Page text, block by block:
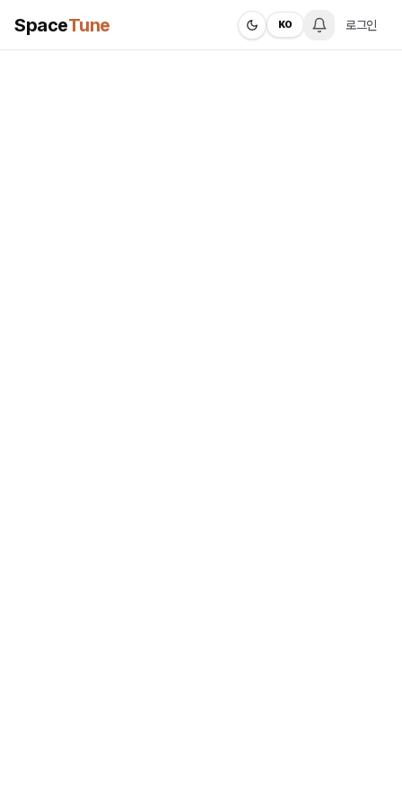
SpaceTune KO 로그인